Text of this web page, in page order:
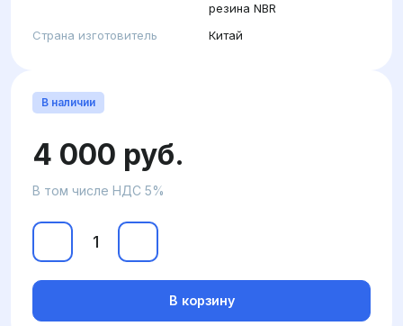
резина NBR
Страна изготовитель
Китай
В наличии
4 000 руб.
В том числе НДС 5%
В корзину